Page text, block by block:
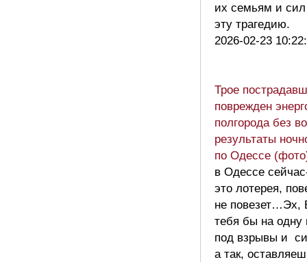
их семьям и
эту трагедию.
2026-02-23
Трое
поврежден
полгорода без
результаты
по Одессе
в Одессе
это лотерея,
не повезет…Эх,
тебя бы на одну
под взрывы и
а так,